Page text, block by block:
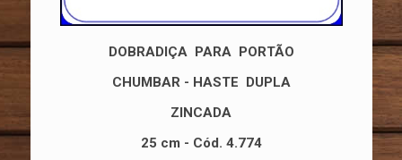
DOBRADIÇA PARA PORTÃO
CHUMBAR - HASTE DUPLA
ZINCADA
25 cm - Cód. 4.774